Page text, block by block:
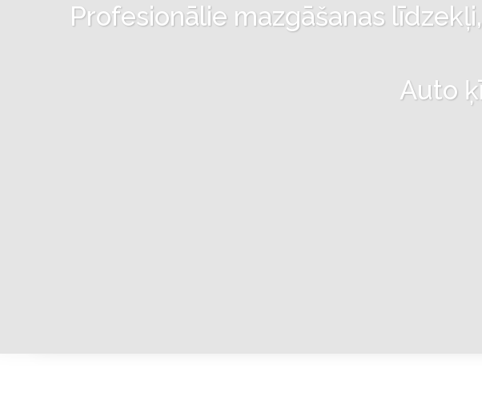
Profesionālie mazgāšanas
Auto